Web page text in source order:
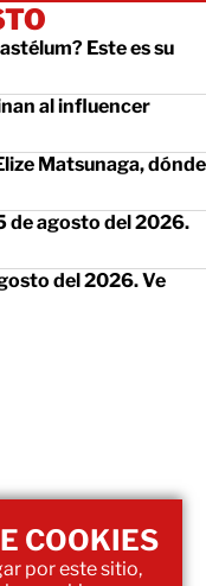
Este es su
al influencer
Matsunaga, dónde
de agosto del 2026.
del 2026. Ve
COOKIES
por este sitio,